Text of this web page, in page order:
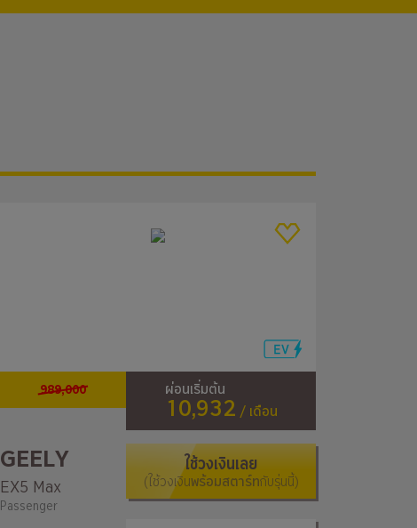
989,000 ผ่อนเริ่มต้น
10,932 / เดือน
GEELY
EX5 Max
Passenger
ใช้วงเงินเลย
(ใช้วงเงินพร้อมสตาร์ทกับรุ่นนี้)